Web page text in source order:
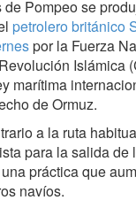
Pompeo se
petrolero británico
por la Fuerza
Islámica
marítima
de Ormuz.
a la ruta
para la salida de
práctica que
navíos.